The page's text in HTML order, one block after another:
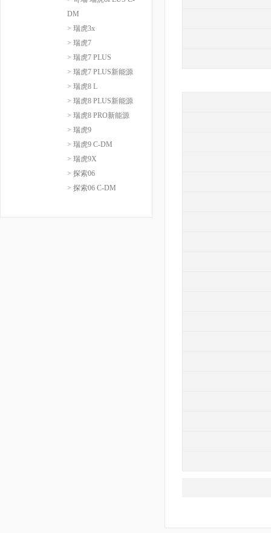
DM
> 瑞虎3x
> 瑞虎7
> 瑞虎7 PLUS
> 瑞虎7 PLUS新能源
> 瑞虎8 L
> 瑞虎8 PLUS新能源
> 瑞虎8 PRO新能源
> 瑞虎9
> 瑞虎9 C-DM
> 瑞虎9X
> 探索06
> 探索06 C-DM